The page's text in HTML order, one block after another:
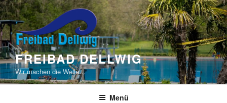
Zum
Inhalt
springen
FREIBAD DELLWIG
Wir machen die Welle…
Menü